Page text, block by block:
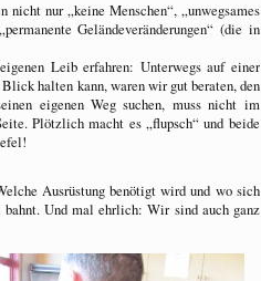
nur „keine Menschen“, „unwegsames
Geländeveränderungen“ (die in
Leib erfahren: Unterwegs auf einer
halten kann, waren wir gut beraten, den
eigenen Weg suchen, muss nicht im
Plötzlich macht es „flupsch“ und beide
Ausrüstung benötigt wird und wo sich
bahnt. Und mal ehrlich: Wir sind auch ganz